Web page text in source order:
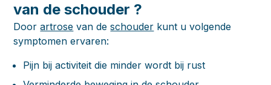
van de schouder ?
Doorartrose van deschouder kunt u volgende
symptomen ervaren:
Pijn bij activiteit die minder wordt bij rust